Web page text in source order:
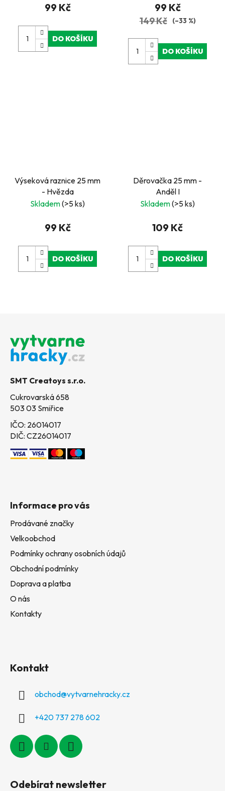
99 Kč
DO KOŠÍKU
99 Kč
149 Kč (–33 %)
DO KOŠÍKU
Výseková raznice 25 mm
- Hvězda
Skladem(>5 ks)
99 Kč
DO KOŠÍKU
Děrovačka 25 mm -
Anděl I
Skladem(>5 ks)
109 Kč
DO KOŠÍKU
SMT Creatoys s.r.o.
Cukrovarská 658
503 03 Smiřice
IČO: 26014017
DIČ: CZ26014017
Informace pro vás
Prodávané značky
Velkoobchod
Podmínky ochrany osobních údajů
Obchodní podmínky
Doprava a platba
O nás
Kontakty
Kontakt
obchod@vytvarnehracky.cz
+420 737 278 602
Odebírat newsletter